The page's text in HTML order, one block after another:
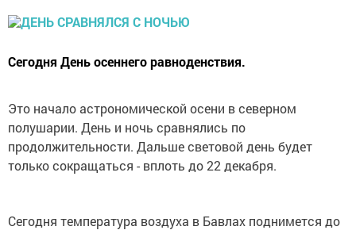
Сегодня День осеннего равноденствия.
Это начало астрономической осени в северном
полушарии. День и ночь сравнялись по
продолжительности. Дальше световой день будет
только сокращаться - вплоть до 22 декабря.
Сегодня температура воздуха в Бавлах поднимется до